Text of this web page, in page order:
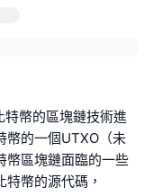
幣的區塊鏈技術進
幣的一個UTXO（未
幣區塊鏈面臨的一些
幣的源代碼，